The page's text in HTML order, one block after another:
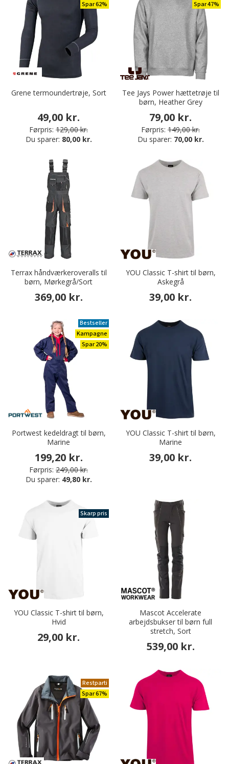
Spar 62%
Grene termoundertrøje, Sort
49,00 kr.
Førpris: 129,00 kr.
Du sparer: 80,00 kr.
Spar 47%
Tee Jays Power hættetrøje til
børn, Heather Grey
79,00 kr.
Førpris: 149,00 kr.
Du sparer: 70,00 kr.
Terrax håndværkeroveralls til
børn, Mørkegrå/Sort
369,00 kr.
YOU Classic T-shirt til børn,
Askegrå
39,00 kr.
Bestseller
Kampagne
Spar 20%
Portwest kedeldragt til børn,
Marine
199,20 kr.
Førpris: 249,00 kr.
Du sparer: 49,80 kr.
YOU Classic T-shirt til børn,
Marine
39,00 kr.
Skarp pris
YOU Classic T-shirt til børn,
Hvid
29,00 kr.
Mascot Accelerate
arbejdsbukser til børn full
stretch, Sort
539,00 kr.
Restparti
Spar 67%